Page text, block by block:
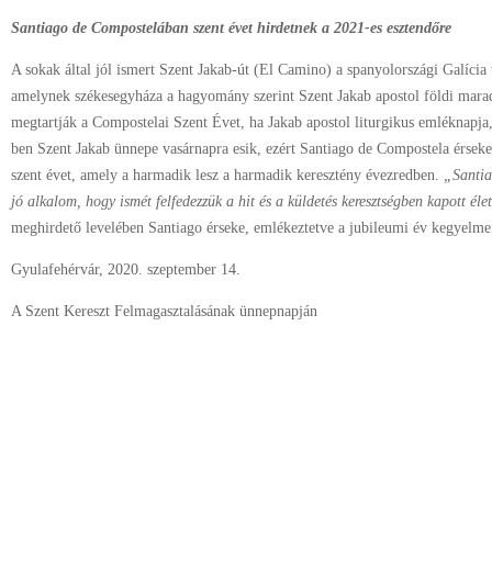
Santiago de Compostelában szent évet hirdetnek a 2021-es esztendőre
A sokak által jól ismert Szent Jakab-út (El Camino) a spanyolországi Galícia
amelynek székesegyháza a hagyomány szerint Szent Jakab apostol földi
megtartják a Compostelai Szent Évet, ha Jakab apostol liturgikus
ben Szent Jakab ünnepe vasárnapra esik, ezért Santiago de Compostela
szent évet, amely a harmadik lesz a harmadik keresztény évezredben.
jó alkalom, hogy ismét felfedezzük a hit és a küldetés keresztségben kapott
meghirdető levelében Santiago érseke, emlékeztetve a jubileumi év
Gyulafehérvár, 2020. szeptember 14.
A Szent Kereszt Felmagasztalásának ünnepnapján